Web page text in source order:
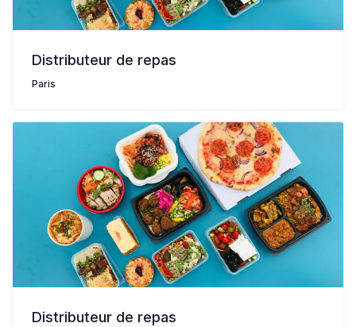
Distributeur de repas
Paris
Distributeur de repas